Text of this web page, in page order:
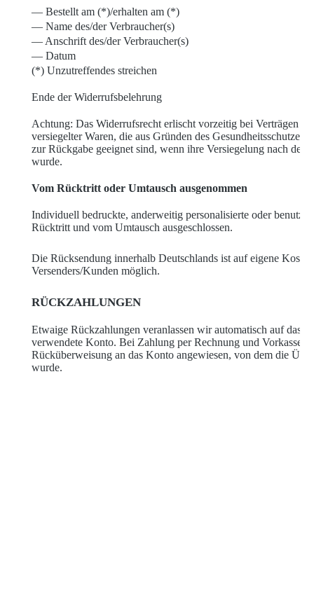
— Bestellt am (*)/erhalten am (*)
— Name des/der Verbraucher(s)
— Anschrift des/der Verbraucher(s)
— Datum
(*) Unzutreffendes streichen
Ende der Widerrufsbelehrung
Achtung: Das Widerrufsrecht erlischt vorzeitig bei Verträgen
versiegelter Waren, die aus Gründen des Gesundheitsschutzes
zur Rückgabe geeignet sind, wenn ihre Versiegelung nach der
wurde.
Vom Rücktritt oder Umtausch ausgenommen
Individuell bedruckte, anderweitig personalisierte oder
Rücktritt und vom Umtausch ausgeschlossen.
Die Rücksendung innerhalb Deutschlands ist auf eigene Kosten
Versenders/Kunden möglich.
RÜCKZAHLUNGEN
Etwaige Rückzahlungen veranlassen wir automatisch auf das
verwendete Konto. Bei Zahlung per Rechnung und Vorkasse,
Rücküberweisung an das Konto angewiesen, von dem die
wurde.